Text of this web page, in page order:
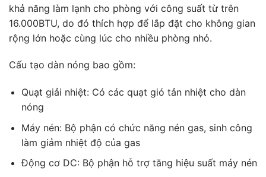
khả năng làm lạnh cho phòng với công suất từ trên
16.000BTU, do đó thích hợp để lắp đặt cho không gian
rộng lớn hoặc cùng lúc cho nhiều phòng nhỏ.
Cấu tạo dàn nóng bao gồm:
Quạt giải nhiệt: Có các quạt gió tản nhiệt cho dàn
nóng
Máy nén: Bộ phận có chức năng nén gas, sinh công
làm giảm nhiệt độ của gas
Động cơ DC: Bộ phận hỗ trợ tăng hiệu suất máy nén